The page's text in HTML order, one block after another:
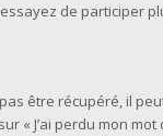
de participer
être récupéré, il
« J’ai perdu mon mot